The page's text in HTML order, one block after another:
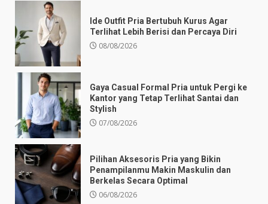
Ide Outfit Pria Bertubuh Kurus Agar
Terlihat Lebih Berisi dan Percaya Diri
08/08/2026
Gaya Casual Formal Pria untuk Pergi ke
Kantor yang Tetap Terlihat Santai dan
Stylish
07/08/2026
Pilihan Aksesoris Pria yang Bikin
Penampilanmu Makin Maskulin dan
Berkelas Secara Optimal
06/08/2026